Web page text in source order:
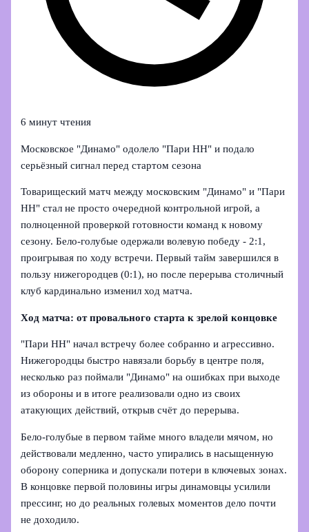
6 минут чтения
Московское "Динамо" одолело "Пари НН" и подало
серьёзный сигнал перед стартом сезона
Товарищеский матч между московским "Динамо" и "Пари
НН" стал не просто очередной контрольной игрой, а
полноценной проверкой готовности команд к новому
сезону. Бело-голубые одержали волевую победу - 2:1,
проигрывая по ходу встречи. Первый тайм завершился в
пользу нижегородцев (0:1), но после перерыва столичный
клуб кардинально изменил ход матча.
Ход матча: от провального старта к зрелой концовке
"Пари НН" начал встречу более собранно и агрессивно.
Нижегородцы быстро навязали борьбу в центре поля,
несколько раз поймали "Динамо" на ошибках при выходе
из обороны и в итоге реализовали одно из своих
атакующих действий, открыв счёт до перерыва.
Бело-голубые в первом тайме много владели мячом, но
действовали медленно, часто упирались в насыщенную
оборону соперника и допускали потери в ключевых зонах.
В концовке первой половины игры динамовцы усилили
прессинг, но до реальных голевых моментов дело почти
не доходило.